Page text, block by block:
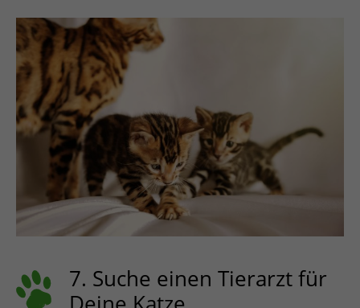
7. Suche einen Tierarzt für